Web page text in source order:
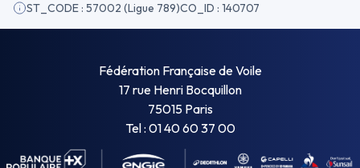
ST_CODE : 57002 (Ligue 789)CO_ID : 140707
Fédération Française de Voile
17 rue Henri Bocquillon
75015 Paris
Tel : 01 40 60 37 00